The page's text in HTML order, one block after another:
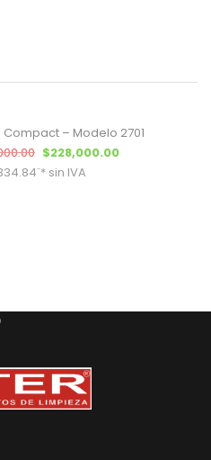
Compact – Modelo 2701
El precio original era:
$228,000.00
¨* sin IVA